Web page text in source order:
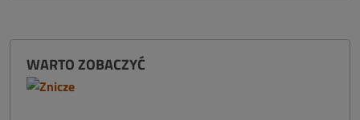
WARTO ZOBACZYĆ